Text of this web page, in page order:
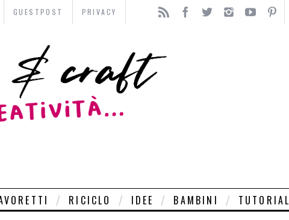
GUESTPOST PRIVACY
RICICLO IDEE BAMBINI TUTORIAL